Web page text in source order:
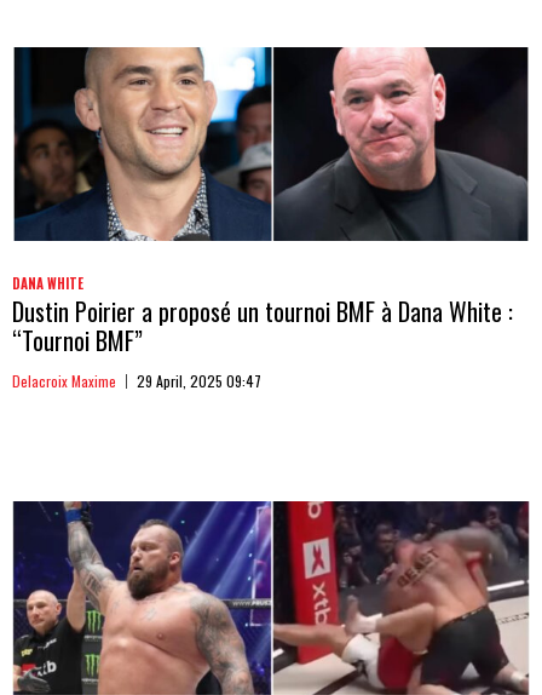
DANA WHITE
Dustin Poirier a proposé un tournoi BMF à Dana White :
“Tournoi BMF”
Delacroix Maxime 29 April, 2025 09:47